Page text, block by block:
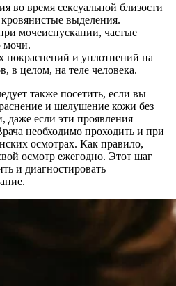
во время сексуальной близости
выделения.
мочеиспускании, частые
мочи.
покраснений и уплотнений на
в целом, на теле человека.
также посетить, если вы
и шелушение кожи без
даже если эти проявления
необходимо проходить и при
осмотрах. Как правило,
осмотр ежегодно. Этот шаг
и диагностировать